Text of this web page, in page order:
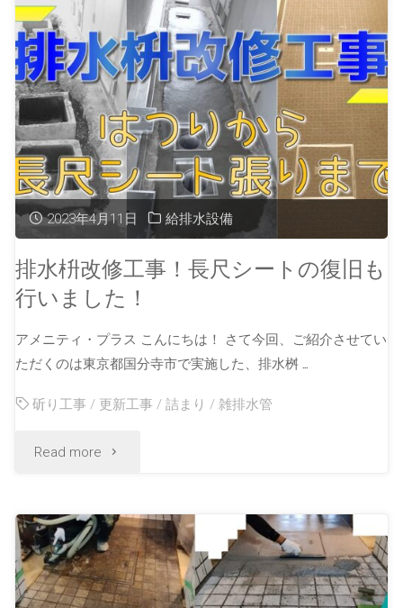
2023年4月11日 給排水設備
排水枡改修工事！長尺シートの復旧も
行いました！
アメニティ・プラス こんにちは！ さて今回、ご紹介させてい
ただくのは東京都国分寺市で実施した、排水桝 …
斫り工事 / 更新工事 /詰まり /雑排水管
Read more